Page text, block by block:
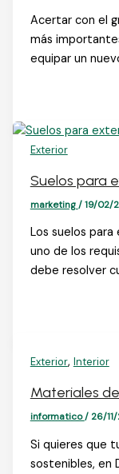
Acertar con el
más
equipar un
Exterior
Suelos para
marketing/19/02/
Los suelos
uno de los
debe resolver
Exterior, Interior
Materiales
informatico/26/
Si quieres que
sostenibles, en